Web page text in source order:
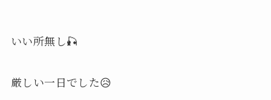
いい所無し🎣
厳しい一日でした😥